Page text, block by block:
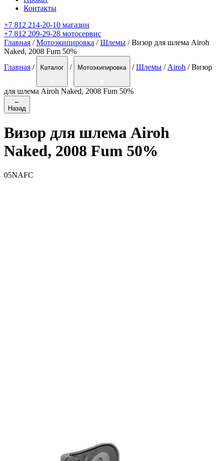
Контакты
+7 812 214-20-10 магазин
+7 812 209-29-28 мотосервис
Главная /Мотоэкипировка /Шлемы / Визор для шлема Airoh
Naked, 2008 Fum 50%
Главная / Каталог / Мотоэкипировка / Шлемы / Airoh / Визор
для шлема Airoh Naked, 2008 Fum 50%
←
Назад
Визор для шлема Airoh
Naked, 2008 Fum 50%
05NAFC